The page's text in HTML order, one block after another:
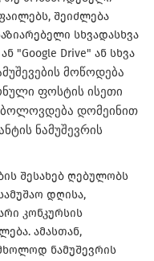
შეიძლება
სხვადასხვა
"Google Drive" ან სხვა
მოწოდება
ფოსტის ისეთი
ბოლოვდება დომეინით
ნამუშევრის
შესახებ ღებულობს
დღისა,
კონკურსის
ამასთან,
ნამუშევრის